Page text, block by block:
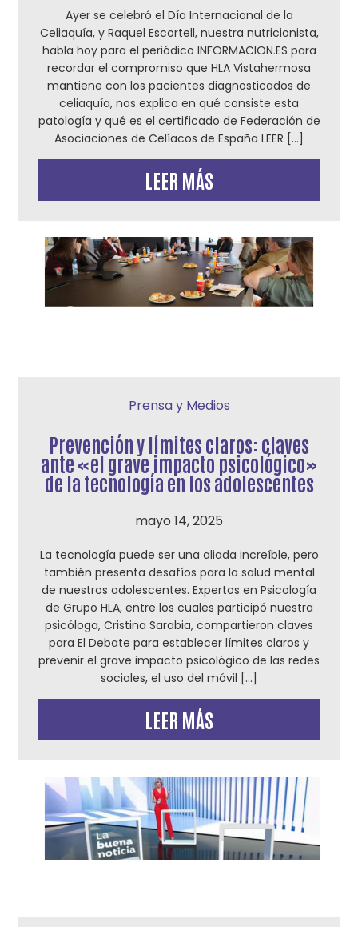
Ayer se celebró el Día Internacional de la
Celiaquía, y Raquel Escortell, nuestra nutricionista,
habla hoy para el periódico INFORMACION.ES para
recordar el compromiso que HLA Vistahermosa
mantiene con los pacientes diagnosticados de
celiaquía, nos explica en qué consiste esta
patología y qué es el certificado de Federación de
Asociaciones de Celíacos de España LEER […]
LEER MÁS
Prensa y Medios
Prevención y límites claros: claves
ante «el grave impacto psicológico»
de la tecnología en los adolescentes
mayo 14, 2025
La tecnología puede ser una aliada increíble, pero
también presenta desafíos para la salud mental
de nuestros adolescentes. Expertos en Psicología
de Grupo HLA, entre los cuales participó nuestra
psicóloga, Cristina Sarabia, compartieron claves
para El Debate para establecer límites claros y
prevenir el grave impacto psicológico de las redes
sociales, el uso del móvil […]
LEER MÁS